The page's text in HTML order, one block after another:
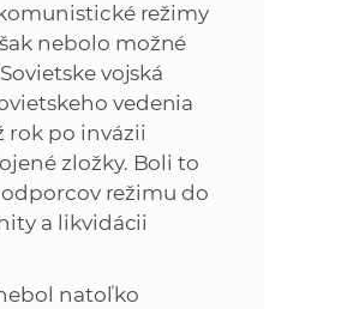
režimy
nebolo možné
vojská
vedenia
rok po invázii
zložky. Boli to
režimu do
a likvidácii
natoľko